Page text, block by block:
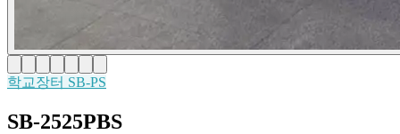
학교장터 SB-PS
SB-2525PBS